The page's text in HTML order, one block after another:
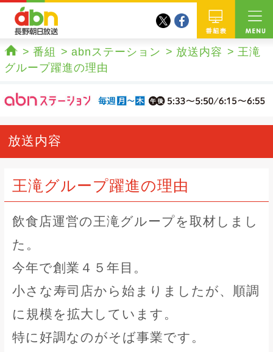
番組
twitterfacebook
ホーム
番組 abnステーション 放送内容
王滝
グループ躍進の理由
放送内容
王滝グループ躍進の理由
飲食店運営の王滝グループを取材しまし
た。
今年で創業４５年目。
小さな寿司店から始まりましたが、順調
に規模を拡大しています。
特に好調なのがそば事業です。